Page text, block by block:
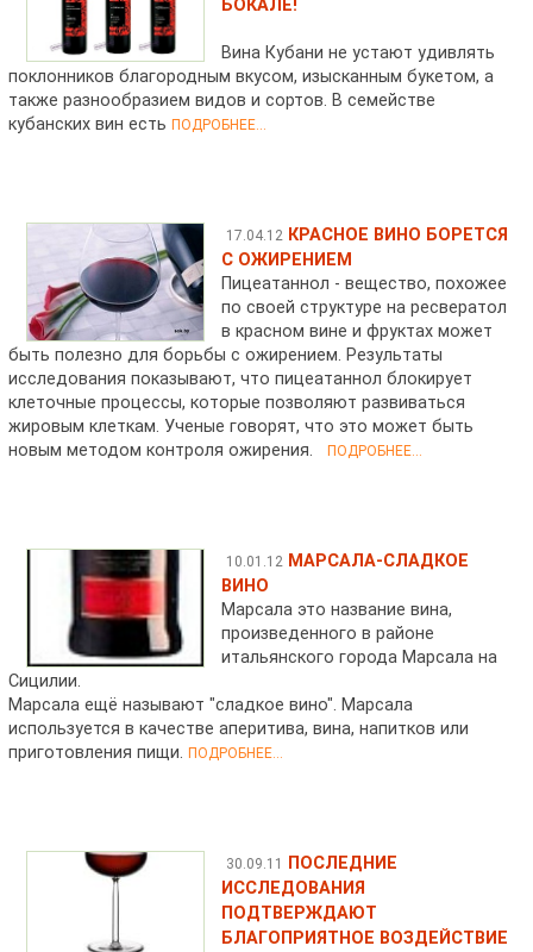
БОКАЛЕ!
Вина Кубани не устают удивлять
поклонников благородным вкусом, изысканным букетом, а
также разнообразием видов и сортов. В семействе
кубанских вин естьПОДРОБНЕЕ...
17.04.12 КРАСНОЕ ВИНО БОРЕТСЯ
С ОЖИРЕНИЕМ
Пицеатаннол - вещество, похожее
по своей структуре на ресвератол
в красном вине и фруктах может
быть полезно для борьбы с ожирением. Результаты
исследования показывают, что пицеатаннол блокирует
клеточные процессы, которые позволяют развиваться
жировым клеткам. Ученые говорят, что это может быть
новым методом контроля ожирения.ПОДРОБНЕЕ...
10.01.12 МАРСАЛА-СЛАДКОЕ
ВИНО
Марсала это название вина,
произведенного в районе
итальянского города Марсала на
Сицилии.
Марсала ещё называют "сладкое вино". Марсала
используется в качестве аперитива, вина, напитков или
приготовления пищи.ПОДРОБНЕЕ...
30.09.11
ПОСЛЕДНИЕ
ИССЛЕДОВАНИЯ
ПОДТВЕРЖДАЮТ
БЛАГОПРИЯТНОЕ ВОЗДЕЙСТВИЕ